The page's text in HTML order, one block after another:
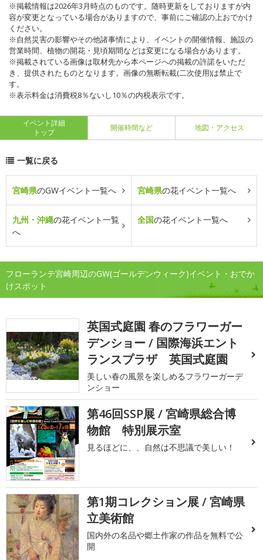
※掲載情報は2026年3月時点のものです。随時更新をしておりますが内
容が変更となっている場合がありますので、事前にご確認の上おでかけ
ください。
※自然災害の影響やその他諸事情により、イベントの開催情報、施設の
営業時間、植物の開花・見頃期間などは変更になる場合があります。
※掲載されている画像は取材先から本ページへの掲載の許諾をいただ
き、提供されたものとなります。画像の無断転載(二次使用)は禁止で
す。
※表示料金は消費税8％ないし10％の内税表示です。
イベント詳細
トップ
開催時間など 地図・アクセス
一覧に戻る
宮崎県のGWイベント一覧へ 宮崎県の花イベント一覧へ
九州・沖縄の花イベント一覧
へ
全国の花イベント一覧へ
フローランテ宮崎周辺のGW(ゴールデンウィーク)イベント・おでか
けスポット
英国式庭園 春のフラワーガー
デンショー / 国際海浜エント
ランスプラザ 英国式庭園
美しい春の風景を楽しめるフラワーガーデ
ンショー
第46回SSP展 / 宮崎県総合博
物館 特別展示室
見るほどに、、自然は不思議で美しい！
第1期コレクション展 / 宮崎県
立美術館
国内外の名品や郷土作家の作品を無料で公
開